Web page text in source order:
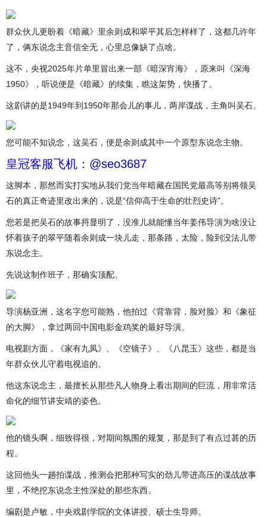
群众伙儿更盼着《暗藏》里余则成和翠平其后怎样样了，这都几许年
了，俩东说念主音信全无，心里总像缺了点啥。
这不，央视2025年片单里冒出来一部《暗深宵海》，原来叫《深海
1950》，听说便是《暗藏》的续集，瞧这架势，快播了。
这剧讲的是1949年到1950年那会儿的事儿，两岸谍战，主角叫吴石。
您可能不知说念，这吴石，便是余则成其中一个原型东说念主物。
皇冠客服飞机：@seo3687
这脚本，那然而实打实地从我们党当年暗藏在国民党最高等别将领吴
石的真正奇迹里改出来的，说是“信仰高于生命的壮烈史诗”。
您若是把吴石的故事捋显明了，没准儿就能懂当年姜伟导演为啥没让
怀着孩子的翠平随着余则成一块儿走，那条路，太险，险到没法儿带
东说念主。
先说这制作班子，那确实顶配。
导演杨亚洲，这名字您可能熟，他拍过《背靠背，脸对脸》和《象征
的大脚》，拿过两回中国电影金鸡奖的最好导演。
电视剧方面，《家有九凤》、《空镜子》、《八昆玉》这些，都是当
年群众伙儿守着电视追的。
他这东说念主，最擅长从那些凡人物身上看出期间的巨流，用非常活
命化的细节讲安靖的姿色。
他的镜头啊，细致得很，对期间氛围的规复，那是到了有点过甚的历
程。
这回他头一趟拍谍战，推测会把那种写实的劲儿带进高压的谍战故事
里，不绝挖东说念主性深处的那些东西。
编剧是卢敏，中央戏剧学院的文体讲授、硕士生导师。